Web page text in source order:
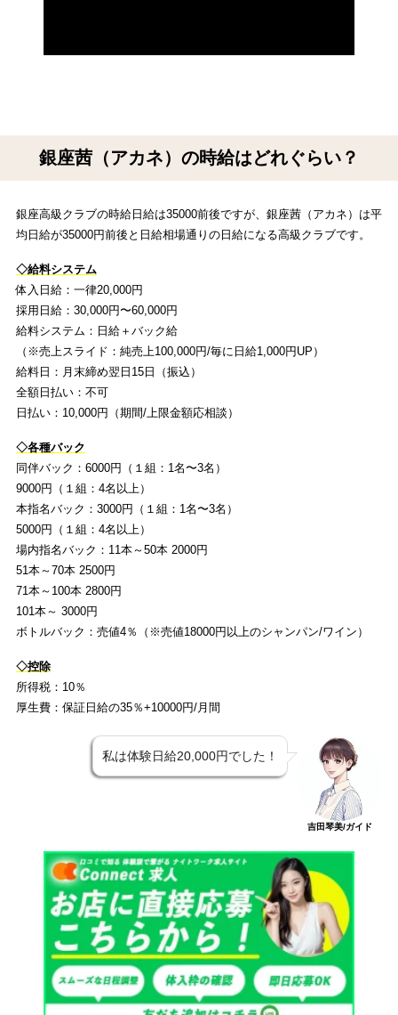
銀座茜（アカネ）の時給はどれぐらい？
銀座高級クラブの時給日給は35000前後ですが、銀座茜（アカネ）は平
均日給が35000円前後と日給相場通りの日給になる高級クラブです。
◇給料システム
体入日給：一律20,000円
採用日給：30,000円〜60,000円
給料システム：日給＋バック給
（※売上スライド：純売上100,000円/毎に日給1,000円UP）
給料日：月末締め翌日15日（振込）
全額日払い：不可
日払い：10,000円（期間/上限金額応相談）
◇各種バック
同伴バック：6000円（１組：1名〜3名）
9000円（１組：4名以上）
本指名バック：3000円（１組：1名〜3名）
5000円（１組：4名以上）
場内指名バック：11本～50本 2000円
51本～70本 2500円
71本～100本 2800円
101本～ 3000円
ボトルバック：売値4％（※売値18000円以上のシャンパン/ワイン）
◇控除
所得税：10％
厚生費：保証日給の35％+10000円/月間
私は体験日給20,000円でした！
吉田琴美/ガイド